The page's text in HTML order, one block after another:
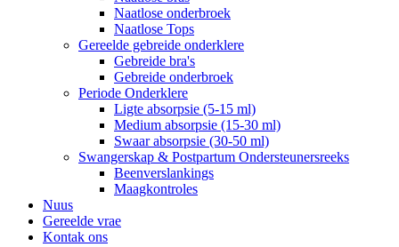
Naatlose onderbroek
Naatlose Tops
Gereelde gebreide onderklere
Gebreide bra's
Gebreide onderbroek
Periode Onderklere
Ligte absorpsie (5-15 ml)
Medium absorpsie (15-30 ml)
Swaar absorpsie (30-50 ml)
Swangerskap & Postpartum Ondersteunersreeks
Beenverslankings
Maagkontroles
Nuus
Gereelde vrae
Kontak ons